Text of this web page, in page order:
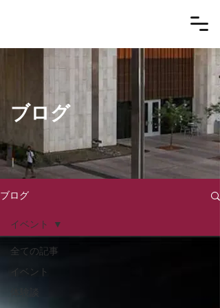
​ブログ
ブログ
全ての記事
イベント
体験談
イベント